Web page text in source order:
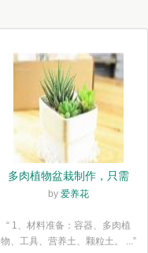
多肉植物盆栽制作，只需
简单6步
by 爱养花
“ 1、材料准备：容器、多肉植
物、工具、营养土、颗粒土。 ...”